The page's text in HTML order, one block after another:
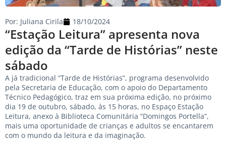
“Estação Leitura” apresenta nova
edição da “Tarde de Histórias” neste
sábado
Por: Juliana Cirila 18/10/2024
A já tradicional “Tarde de Histórias”, programa desenvolvido
pela Secretaria de Educação, com o apoio do Departamento
Técnico Pedagógico, traz em sua próxima edição, no próximo
dia 19 de outubro, sábado, às 15 horas, no Espaço Estação
Leitura, anexo à Biblioteca Comunitária “Domingos Portella”,
mais uma oportunidade de crianças e adultos se encantarem
com o mundo da leitura e da imaginação.